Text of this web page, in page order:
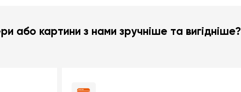
або картини з нами зручніше та вигідніше?